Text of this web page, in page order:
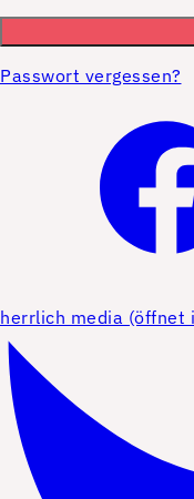
Passwort vergessen?
herrlich media (öffnet